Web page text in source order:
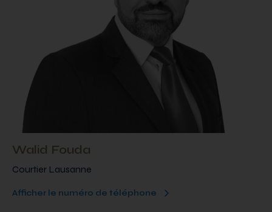
Walid Fouda
Courtier Lausanne
Afficher le numéro de téléphone